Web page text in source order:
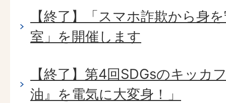
【終了】「スマホ詐欺から身
室」を開催します
【終了】第4回SDGsのキッカ
油』を電気に大変身！」